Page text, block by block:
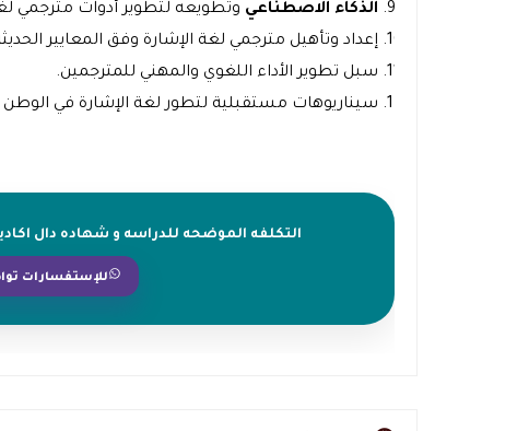
الذكاء الاصطناعي وتطويعه لتطوير أدوات مترجمي
إعداد وتأهيل مترجمي لغة الإشارة وفق المعايير
سبل تطوير الأداء اللغوي والمهني للمترجمين.
سيناريوهات مستقبلية لتطور لغة الإشارة في الوطن
التكلفه الموضحه للدراسه و شهاده دال
للإستفسارات